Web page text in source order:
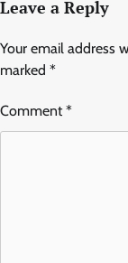
Leave a Reply
Your email address
marked *
Comment*